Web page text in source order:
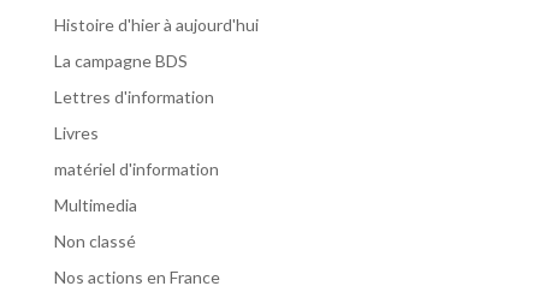
Histoire d'hier à aujourd'hui
La campagne BDS
Lettres d'information
Livres
matériel d'information
Multimedia
Non classé
Nos actions en France